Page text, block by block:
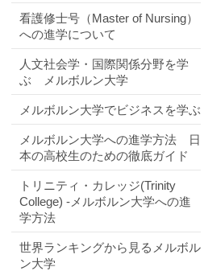
看護修士号（Master of Nursing）
への進学について
人文社会学・国際関係分野を学
ぶ メルボルン大学
メルボルン大学でビジネスを学ぶ
メルボルン大学への進学方法 日
本の高校生のための徹底ガイド
トリニティ・カレッジ(Trinity
College) -メルボルン大学への進
学方法
世界ランキングから見るメルボル
ン大学